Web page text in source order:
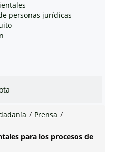
personas jurídicas
/ Prensa /
para los procesos de